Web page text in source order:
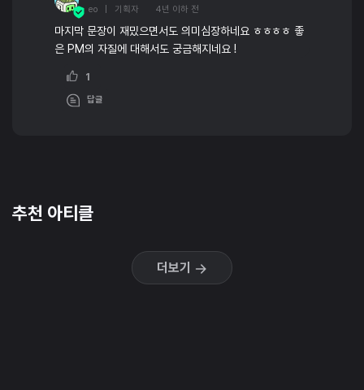
eo | 기획자 4년 이하 전
마지막 문장이 재밌으면서도 의미심장하네요 ㅎㅎㅎㅎ 좋
은 PM의 자질에 대해서도 궁금해지네요 !
1
답글
추천 아티클
더보기